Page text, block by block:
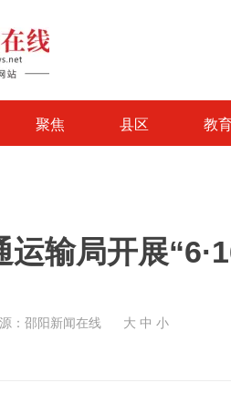
聚焦 县区 教
运输局开展
：邵阳新闻在线 大 中 小